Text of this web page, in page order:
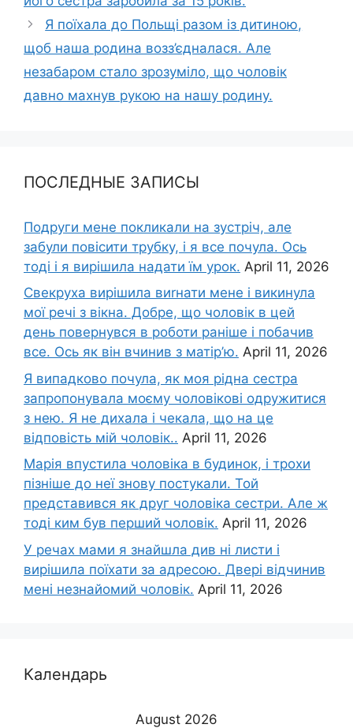
Я поїхала до Польщі разом із дитиною,
щоб наша родина возз’єдналася. Але
незабаром стало зрозуміло, що чоловік
давно махнув рукою на нашу родину.
ПОСЛЕДНЫЕ ЗАПИСЫ
Подруги мене покликали на зустріч, але
забули повісити трубку, і я все почула. Ось
тоді і я вирішила надати їм урок. April 11, 2026
Свекруха вирішила виrнати мене і викинула
мої речі з вікна. Добре, що чоловік в цей
день повернувся в роботи раніше і побачив
все. Ось як він вчинив з матір’ю. April 11, 2026
Я випадково почула, як моя рідна сестра
запропонувала моєму чоловікові одружитися
з нею. Я не дихала і чекала, що на це
відповість мій чоловік.. April 11, 2026
Марія впустила чоловіка в будинок, і трохи
пізніше до неї знову постукали. Той
представився як друг чоловіка сестри. Але ж
тоді ким був перший чоловік. April 11, 2026
У речах мами я знайшла див ні листи і
вирішила поїхати за адресою. Двері відчинив
мені незнайомий чоловік. April 11, 2026
Календарь
August 2026